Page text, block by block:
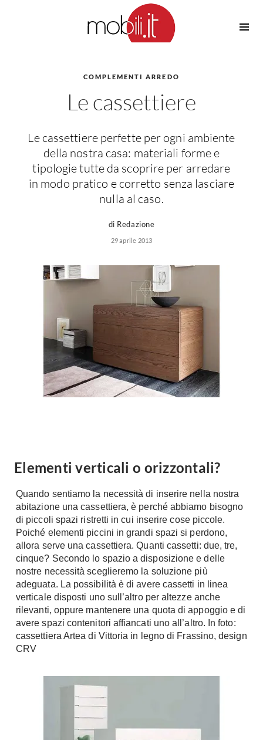
Cucine Design
Cucine Moderne
Cucine Country
Cucine Monoblocco
Consigli Cucine
Attrezzature Interne
Forni
Cappe
Lavatrici
Asciugatrici
Piccoli
Elettrodomestici
Casalinghi
Soggiorno
Mobili Soggiorno
Librerie
Vetrine
Pareti Attrezzate
Porta Tv
Contatti
Divani
Divani moderni
Poltroncine
Divanoletto
Divani Angolo
Piscine
Casette in Legno
Ombrelloni
Giardinaggio
Applique
Plafoniere
Riscaldamento
Caminetti
Stufe
Radiatori
Climatizzatore
Deumidificatori
Chiller
Pompe di calore
Ecologia
Geotermia
Case in Legno
Case Prefabbricate
COMPLEMENTI ARREDO
Le cassettiere
Le cassettiere perfette per ogni ambiente
della nostra casa: materiali forme e
tipologie tutte da scoprire per arredare
in modo pratico e corretto senza lasciare
nulla al caso.
di Redazione
29 aprile 2013
Elementi verticali o orizzontali?
Quando sentiamo la necessità di inserire nella nostra
abitazione una cassettiera, è perché abbiamo bisogno
di piccoli spazi ristretti in cui inserire cose piccole.
Poiché elementi piccini in grandi spazi si perdono,
allora serve una cassettiera. Quanti cassetti: due, tre,
cinque? Secondo lo spazio a disposizione e delle
nostre necessità sceglieremo la soluzione più
adeguata. La possibilità è di avere cassetti in linea
verticale disposti uno sull’altro per altezze anche
rilevanti, oppure mantenere una quota di appoggio e di
avere spazi contenitori affiancati uno all’altro. In foto:
cassettiera Artea di Vittoria in legno di Frassino, design
CRV